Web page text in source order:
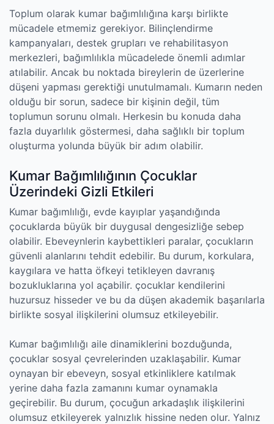
Toplum olarak kumar bağımlılığına karşı birlikte
mücadele etmemiz gerekiyor. Bilinçlendirme
kampanyaları, destek grupları ve rehabilitasyon
merkezleri, bağımlılıkla mücadelede önemli adımlar
atılabilir. Ancak bu noktada bireylerin de üzerlerine
düşeni yapması gerektiği unutulmamalı. Kumarın neden
olduğu bir sorun, sadece bir kişinin değil, tüm
toplumun sorunu olmalı. Herkesin bu konuda daha
fazla duyarlılık göstermesi, daha sağlıklı bir toplum
oluşturma yolunda büyük bir adım olabilir.
Kumar Bağımlılığının Çocuklar
Üzerindeki Gizli Etkileri
Kumar bağımlılığı, evde kayıplar yaşandığında
çocuklarda büyük bir duygusal dengesizliğe sebep
olabilir. Ebeveynlerin kaybettikleri paralar, çocukların
güvenli alanlarını tehdit edebilir. Bu durum, korkulara,
kaygılara ve hatta öfkeyi tetikleyen davranış
bozukluklarına yol açabilir. çocuklar kendilerini
huzursuz hisseder ve bu da düşen akademik başarılarla
birlikte sosyal ilişkilerini olumsuz etkileyebilir.
Kumar bağımlılığı aile dinamiklerini bozduğunda,
çocuklar sosyal çevrelerinden uzaklaşabilir. Kumar
oynayan bir ebeveyn, sosyal etkinliklere katılmak
yerine daha fazla zamanını kumar oynamakla
geçirebilir. Bu durum, çocuğun arkadaşlık ilişkilerini
olumsuz etkileyerek yalnızlık hissine neden olur. Yalnız